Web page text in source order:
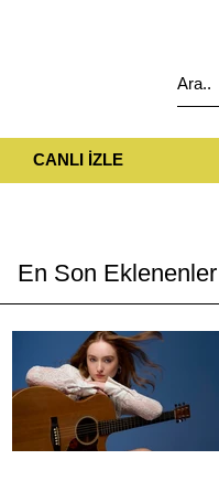
CANLI İZLE
En Son Eklenenler